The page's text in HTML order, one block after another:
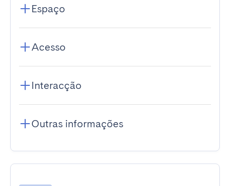
Espaço
Acesso
Interacção
Outras informações